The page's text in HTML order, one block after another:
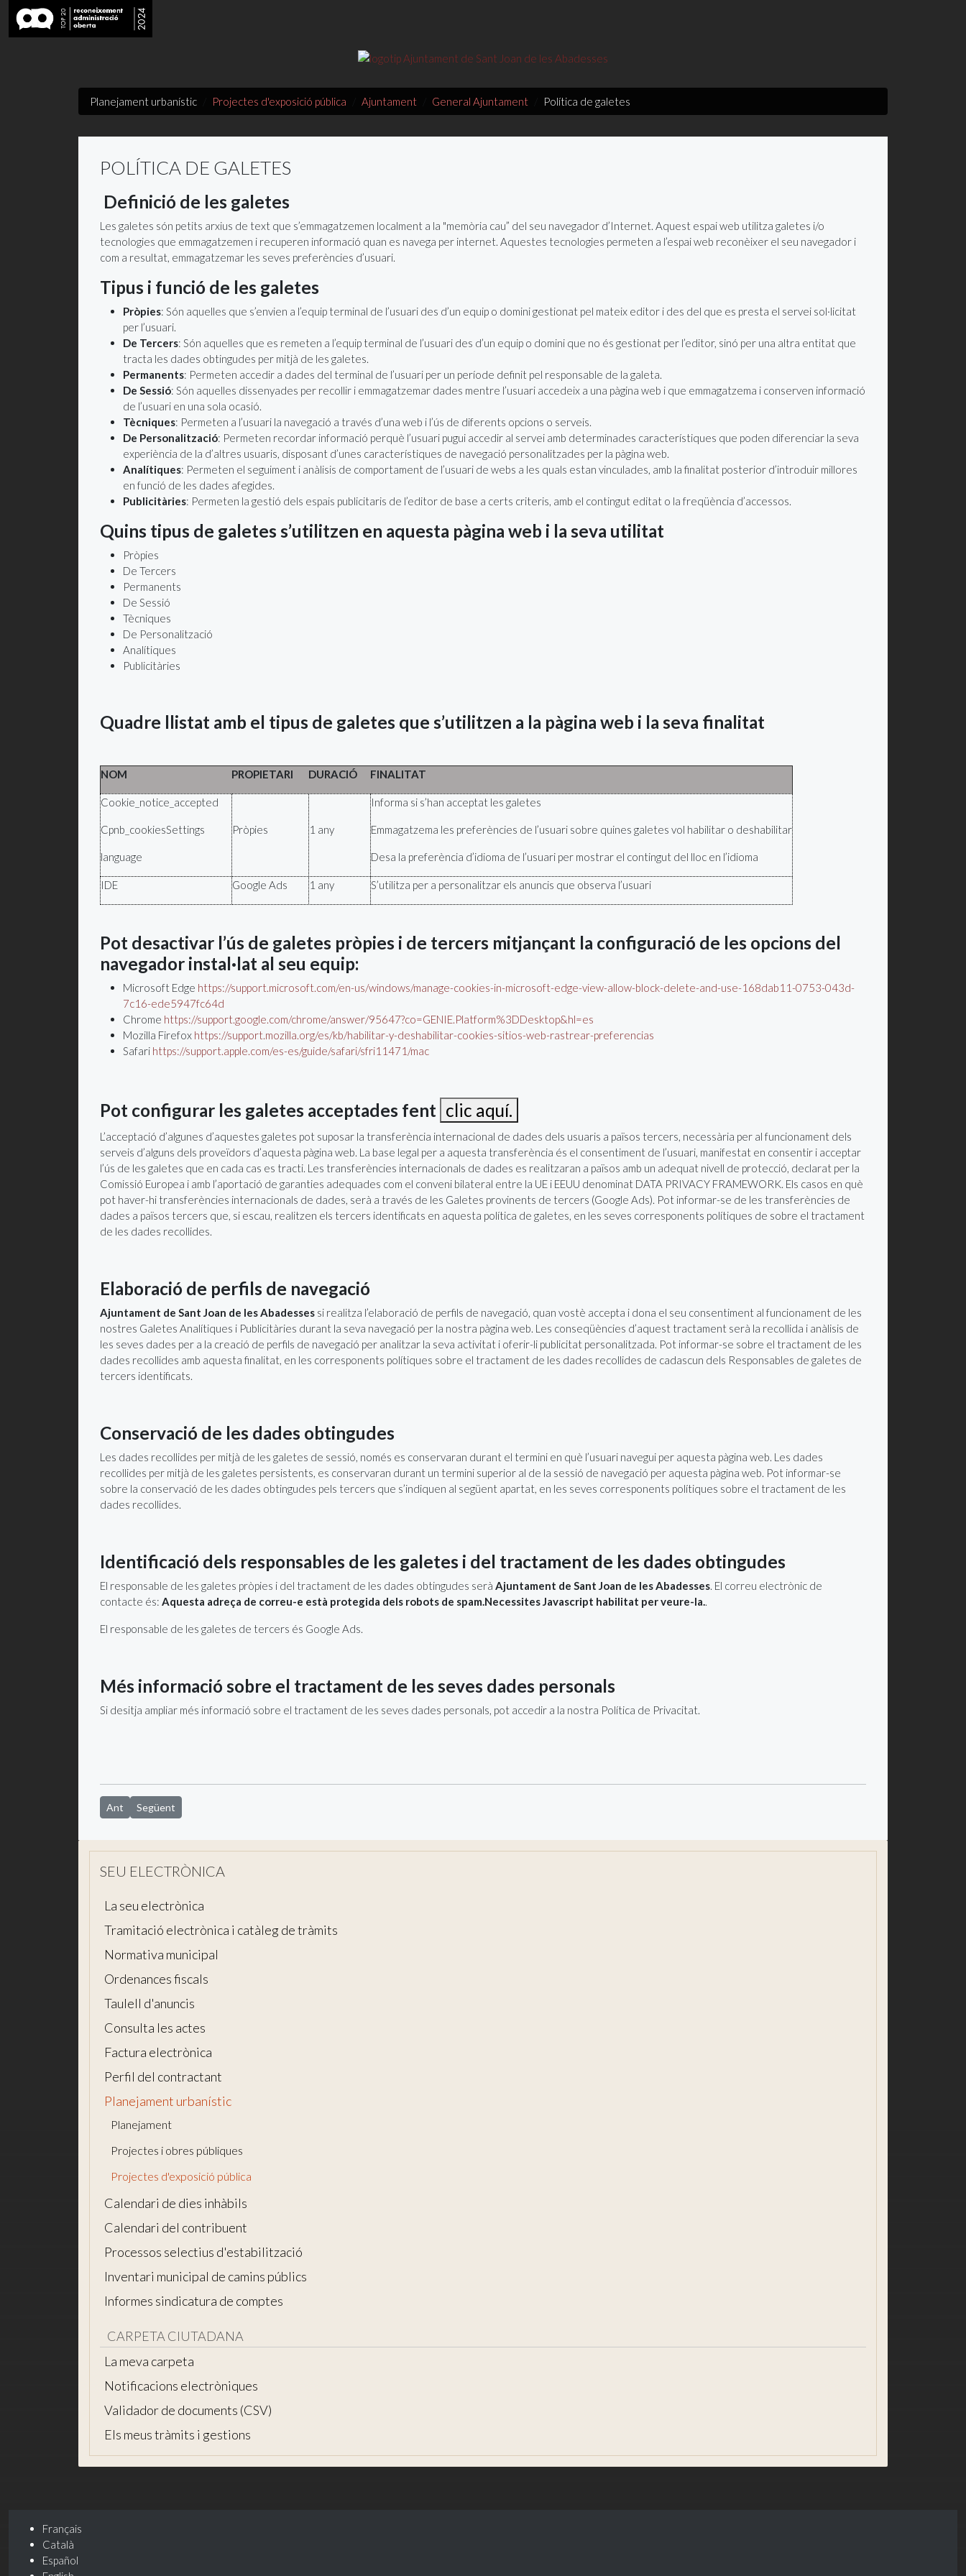
Planejament urbanístic Projectes d'exposició pública Ajuntament General Ajuntament Política de galetes
POLÍTICA DE GALETES
Definició de les galetes
Les galetes són petits arxius de text que s’emmagatzemen localment a la "memòria cau” del seu navegador d’Internet. Aquest espai web utilitza galetes i/o
tecnologies que emmagatzemen i recuperen informació quan es navega per internet. Aquestes tecnologies permeten a l’espai web reconèixer el seu navegador i
com a resultat, emmagatzemar les seves preferències d’usuari.
Tipus i funció de les galetes
Pròpies: Són aquelles que s’envien a l’equip terminal de l’usuari des d’un equip o domini gestionat pel mateix editor i des del que es presta el servei sol·licitat
per l’usuari.
De Tercers: Són aquelles que es remeten a l’equip terminal de l’usuari des d’un equip o domini que no és gestionat per l’editor, sinó per una altra entitat que
tracta les dades obtingudes per mitjà de les galetes.
Permanents: Permeten accedir a dades del terminal de l’usuari per un període definit pel responsable de la galeta.
De Sessió: Són aquelles dissenyades per recollir i emmagatzemar dades mentre l’usuari accedeix a una pàgina web i que emmagatzema i conserven informació
de l’usuari en una sola ocasió.
Tècniques: Permeten a l’usuari la navegació a través d’una web i l’ús de diferents opcions o serveis.
De Personalització: Permeten recordar informació perquè l’usuari pugui accedir al servei amb determinades característiques que poden diferenciar la seva
experiència de la d’altres usuaris, disposant d’unes característiques de navegació personalitzades per la pàgina web.
Analítiques: Permeten el seguiment i anàlisis de comportament de l’usuari de webs a les quals estan vinculades, amb la finalitat posterior d’introduir millores
en funció de les dades afegides.
Publicitàries: Permeten la gestió dels espais publicitaris de l’editor de base a certs criteris, amb el contingut editat o la freqüència d’accessos.
Quins tipus de galetes s’utilitzen en aquesta pàgina web i la seva utilitat
Pròpies
De Tercers
Permanents
De Sessió
Tècniques
De Personalització
Analítiques
Publicitàries
Quadre llistat amb el tipus de galetes que s’utilitzen a la pàgina web i la seva finalitat
NOM PROPIETARI DURACIÓ FINALITAT
Cookie_notice_accepted
Cpnb_cookiesSettings
language
Pròpies 1 any
Informa si s’han acceptat les galetes
Emmagatzema les preferències de l’usuari sobre quines galetes vol habilitar o deshabilitar
Desa la preferència d’idioma de l’usuari per mostrar el contingut del lloc en l’idioma
IDE Google Ads 1 any S’utilitza per a personalitzar els anuncis que observa l’usuari
Pot desactivar l’ús de galetes pròpies i de tercers mitjançant la configuració de les opcions del
navegador instal·lat al seu equip:
Microsoft Edge https://support.microsoft.com/en-us/windows/manage-cookies-in-microsoft-edge-view-allow-block-delete-and-use-168dab11-0753-043d-
7c16-ede5947fc64d
Chrome https://support.google.com/chrome/answer/95647?co=GENIE.Platform%3DDesktop&hl=es
Mozilla Firefox https://support.mozilla.org/es/kb/habilitar-y-deshabilitar-cookies-sitios-web-rastrear-preferencias
Safari https://support.apple.com/es-es/guide/safari/sfri11471/mac
Pot configurar les galetes acceptades fent clic aquí.
L’acceptació d’algunes d’aquestes galetes pot suposar la transferència internacional de dades dels usuaris a països tercers, necessària per al funcionament dels
serveis d’alguns dels proveïdors d’aquesta pàgina web. La base legal per a aquesta transferència és el consentiment de l’usuari, manifestat en consentir i acceptar
l’ús de les galetes que en cada cas es tracti. Les transferències internacionals de dades es realitzaran a països amb un adequat nivell de protecció, declarat per la
Comissió Europea i amb l’aportació de garanties adequades com el conveni bilateral entre la UE i EEUU denominat DATA PRIVACY FRAMEWORK. Els casos en què
pot haver-hi transferències internacionals de dades, serà a través de les Galetes provinents de tercers (Google Ads). Pot informar-se de les transferències de
dades a països tercers que, si escau, realitzen els tercers identificats en aquesta política de galetes, en les seves corresponents polítiques de sobre el tractament
de les dades recollides.
Elaboració de perfils de navegació
Ajuntament de Sant Joan de les Abadesses si realitza l’elaboració de perfils de navegació, quan vostè accepta i dona el seu consentiment al funcionament de les
nostres Galetes Analítiques i Publicitàries durant la seva navegació per la nostra pàgina web. Les conseqüències d’aquest tractament serà la recollida i anàlisis de
les seves dades per a la creació de perfils de navegació per analitzar la seva activitat i oferir-li publicitat personalitzada. Pot informar-se sobre el tractament de les
dades recollides amb aquesta finalitat, en les corresponents polítiques sobre el tractament de les dades recollides de cadascun dels Responsables de galetes de
tercers identificats.
Conservació de les dades obtingudes
Les dades recollides per mitjà de les galetes de sessió, només es conservaran durant el termini en què l’usuari navegui per aquesta pàgina web. Les dades
recollides per mitjà de les galetes persistents, es conservaran durant un termini superior al de la sessió de navegació per aquesta pàgina web. Pot informar-se
sobre la conservació de les dades obtingudes pels tercers que s’indiquen al següent apartat, en les seves corresponents polítiques sobre el tractament de les
dades recollides.
Identificació dels responsables de les galetes i del tractament de les dades obtingudes
El responsable de les galetes pròpies i del tractament de les dades obtingudes serà Ajuntament de Sant Joan de les Abadesses. El correu electrònic de
contacte és: Aquesta adreça de correu-e està protegida dels robots de spam.Necessites Javascript habilitat per veure-la..
El responsable de les galetes de tercers és Google Ads.
Més informació sobre el tractament de les seves dades personals
Si desitja ampliar més informació sobre el tractament de les seves dades personals, pot accedir a la nostra Política de Privacitat.
Article anterior: Protecció de dades
Ant Article següent: Salutació de l'alcalde
Següent
SEU ELECTRÒNICA
La seu electrònica
Tramitació electrònica i catàleg de tràmits
Normativa municipal
Ordenances fiscals
Taulell d'anuncis
Consulta les actes
Factura electrònica
Perfil del contractant
Planejament urbanístic
Planejament
Projectes i obres públiques
Projectes d'exposició pública
Calendari de dies inhàbils
Calendari del contribuent
Processos selectius d'estabilització
Inventari municipal de camins públics
Informes sindicatura de comptes
CARPETA CIUTADANA
La meva carpeta
Notificacions electròniques
Validador de documents (CSV)
Els meus tràmits i gestions
Français
Català
Español